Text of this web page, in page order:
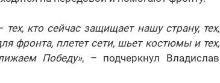
кто сейчас защищает нашу страну, тех,
фронта, плетет сети, шьет костюмы и тех,
Победу», – подчеркнул Владислав